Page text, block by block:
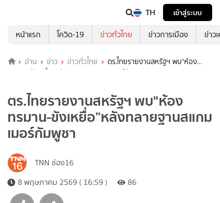
TH
เข้าสู่ระบบ
หน้าแรก
โควิด-19 ข่าวทั่วไทย ข่าวการเมือง ข่าว
อ่าน ข่าว ข่าวทั่วไทย
ตร.ไทยรายงานสหรัฐฯ พบ"ห้อง
ทรมาน-ขังเหยื่อ”หลังทลายฐานสแกมเมอร์กัมพูชา
ตร.ไทยรายงานสหรัฐฯ พบ"ห้อง
ทรมาน-ขังเหยื่อ”หลังทลายฐานสแกม
เมอร์กัมพูชา
TNN ช่อง16
8 พฤษภาคม 2569 ( 16:59 )
86